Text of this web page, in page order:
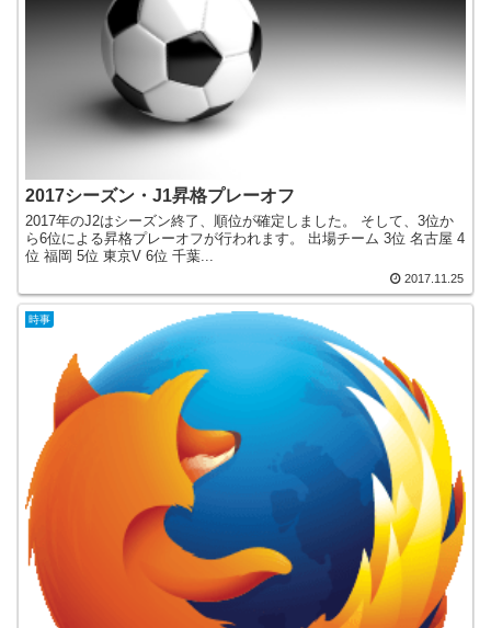
2017シーズン・J1昇格プレーオフ
2017年のJ2はシーズン終了、順位が確定しました。 そして、3位か
ら6位による昇格プレーオフが行われます。 出場チーム 3位 名古屋 4
位 福岡 5位 東京V 6位 千葉...
2017.11.25
時事